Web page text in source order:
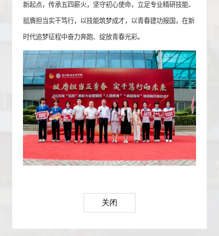
新起点，传承五四薪火，坚守初心使命，立足专业精研技能、
挺膺担当实干笃行，以技能筑梦成才，以青春建功报国，在新
时代追梦征程中奋力奔跑、绽放青春光彩。
关闭